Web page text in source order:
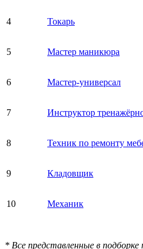
4 Токарь
5 Мастер маникюра
6 Мастер-универсал
7 Инструктор
8 Техник по ремонту
9 Кладовщик
10 Механик
* Все представленные в